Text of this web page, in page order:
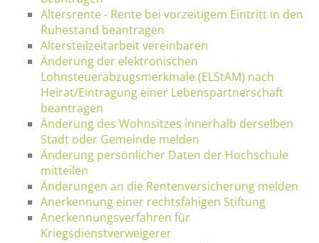
Altersrente - Rente bei vorzeitigem Eintritt in den
Ruhestand beantragen
Altersteilzeitarbeit vereinbaren
Änderung der elektronischen
Lohnsteuerabzugsmerkmale (ELStAM) nach
Heirat/Eintragung einer Lebenspartnerschaft
beantragen
Änderung des Wohnsitzes innerhalb derselben
Stadt oder Gemeinde melden
Änderung persönlicher Daten der Hochschule
mitteilen
Änderungen an die Rentenversicherung melden
Anerkennung einer rechtsfähigen Stiftung
Anerkennungsverfahren für
Kriegsdienstverweigerer